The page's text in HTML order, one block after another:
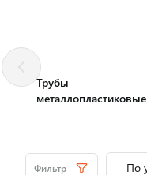
Трубы
металлопластиковые
Фильтр